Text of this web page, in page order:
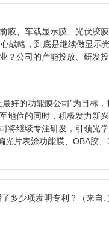
膜、车载显示膜、光伏胶
战略，到底是继续做显示
？公司的产能投放、研发
好的功能膜公司”为目标
地位的同时，积极发力新
将继续专注研发，引领光
片表涂功能膜、OBA胶、
多少项发明专利？
（来自